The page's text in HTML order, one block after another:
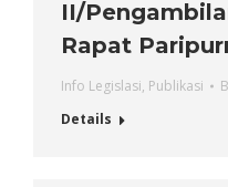
II/
Rapat
Info Legislasi, Publikasi
Details